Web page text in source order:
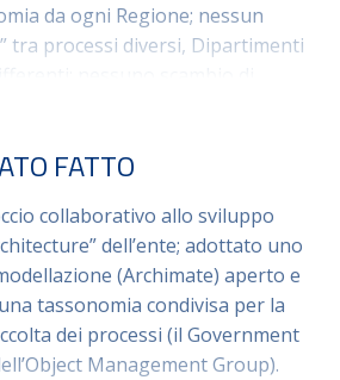
da ogni Regione; nessun
tra processi diversi, Dipartimenti
collaborativo.
FATTO
collaborativo allo sviluppo
dell’ente; adottato uno
(Archimate) aperto e
tassonomia condivisa per la
dei processi (il Government
Management Group).